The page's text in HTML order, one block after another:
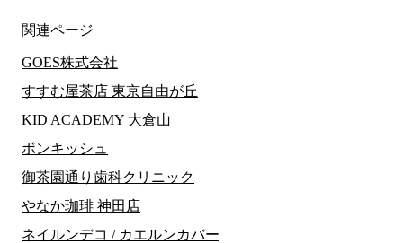
関連ページ
GOES株式会社
すすむ屋茶店 東京自由が丘
KID ACADEMY 大倉山
ボンキッシュ
御茶園通り歯科クリニック
やなか珈琲 神田店
ネイルンデコ / カエルンカバー